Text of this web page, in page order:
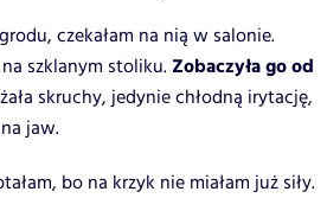
czekałam na nią w salonie.
szklanym stoliku. Zobaczyła go od
skruchy, jedynie chłodną irytację,
jaw.
bo na krzyk nie miałam już siły.